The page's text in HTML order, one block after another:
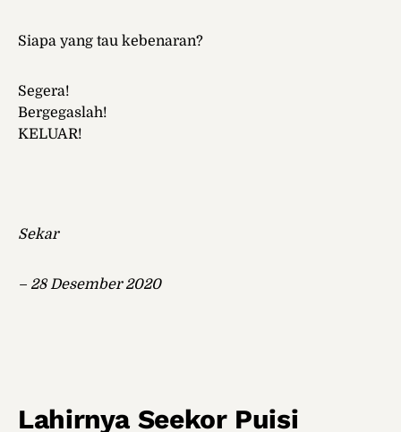
Siapa yang tau kebenaran?
Segera!
Bergegaslah!
KELUAR!
Sekar
– 28 Desember 2020
Lahirnya Seekor Puisi